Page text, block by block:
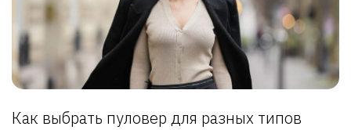
Как выбрать пуловер для разных типов